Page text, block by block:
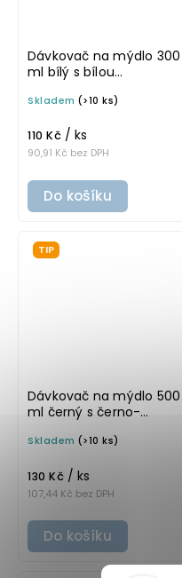
Dávkovač na mýdlo 300
ml bílý s bílou
Skladem (>10 ks)
90,91 Kč bez DPH
110 Kč / ks
Do košíku
TIP
Dávkovač na mýdlo 500
ml černý s černo-
LUNA
Skladem (>10 ks)
107,44 Kč bez DPH
130 Kč / ks
Do košíku